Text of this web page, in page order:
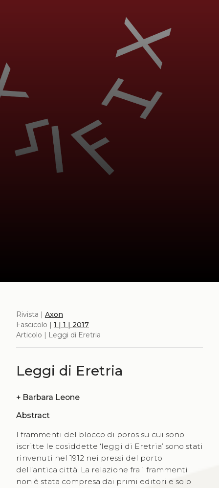
Rivista | Axon
Fascicolo | 1 | 1 | 2017
Articolo | Leggi di Eretria
Leggi di Eretria
+ Barbara Leone
Abstract
I frammenti del blocco di poros su cui sono
iscritte le cosiddette ‘leggi di Eretria’ sono stati
rinvenuti nel 1912 nei pressi del porto
dell’antica città. La relazione fra i frammenti
non è stata compresa dai primi editori e solo